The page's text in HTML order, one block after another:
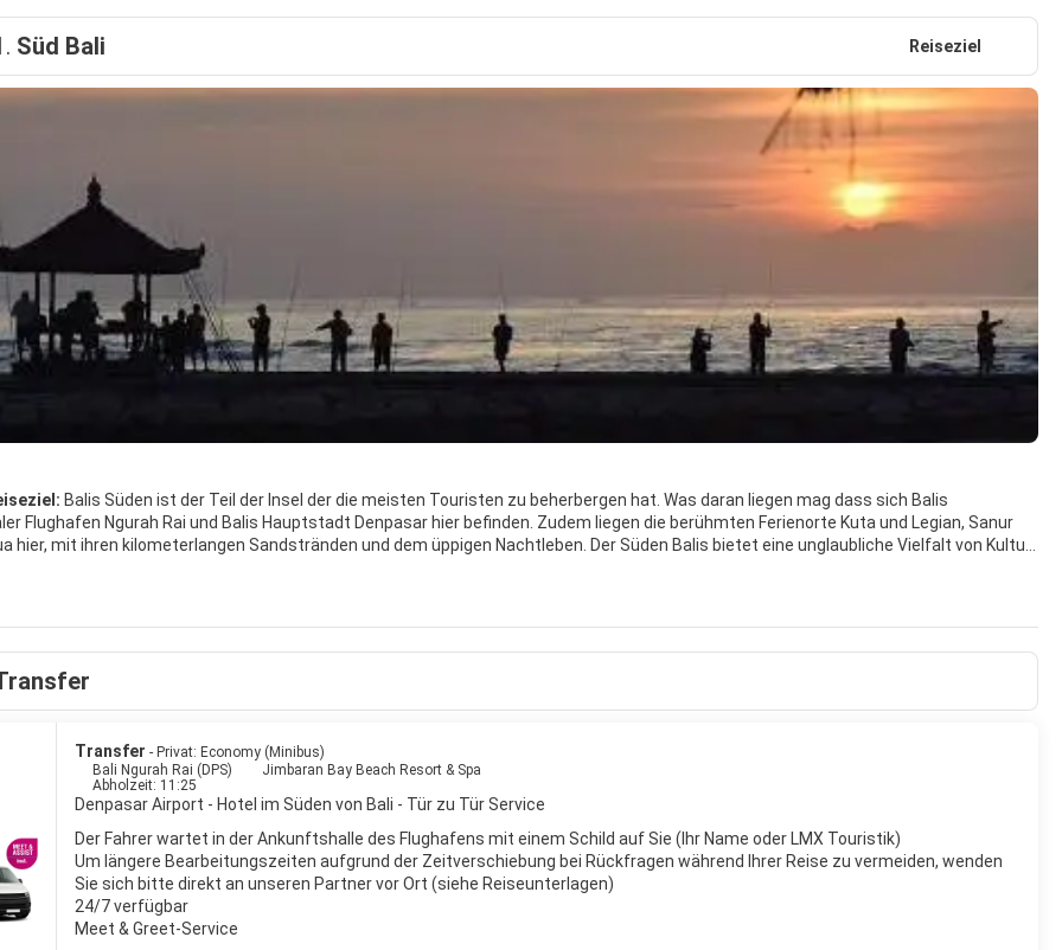
Süd Bali Reiseziel
Balis Süden ist der Teil der Insel der die meisten Touristen zu beherbergen hat. Was daran liegen mag dass sich Balis
Flughafen Ngurah Rai und Balis Hauptstadt Denpasar hier befinden. Zudem liegen die berühmten Ferienorte Kuta und Legian, Sanur
hier, mit ihren kilometerlangen Sandstränden und dem üppigen Nachtleben. Der Süden Balis bietet eine unglaubliche Vielfalt von Kultur
kann man schon mit einer kleinen Strandwanderung (zu Fuß oder mit Rollerblades auf der Promenade) nach Norden von den zwar
gepiesackt, kann in Ruhe (die eigene!) Musik hören und dabei den Surfern weit draußen zuschauen. Hat man Hunger oder Durst,
bei den mobilen Warungs wunderbare Snacks und kalte Getränke
Transfer - Privat: Economy (Minibus)
Bali Ngurah Rai (DPS)
Jimbaran Bay Beach Resort & Spa
Abholzeit: 11:25
Denpasar Airport - Hotel im Süden von Bali - Tür zu Tür Service
Der Fahrer wartet in der Ankunftshalle des Flughafens mit einem Schild auf Sie (Ihr Name oder LMX Touristik)
Um längere Bearbeitungszeiten aufgrund der Zeitverschiebung bei Rückfragen während Ihrer Reise zu vermeiden, wenden
Sie sich bitte direkt an unseren Partner vor Ort (siehe Reiseunterlagen)
24/7 verfügbar
Meet & Greet-Service